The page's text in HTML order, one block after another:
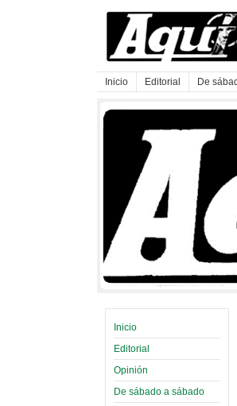
Inicio Editorial De
Inicio
Editorial
Opinión
De sábado a sábado